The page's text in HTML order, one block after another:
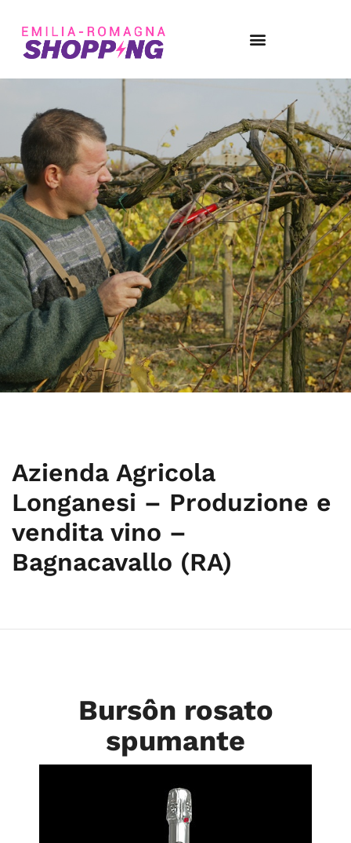
Azienda Agricola
Longanesi – Produzione e
vendita vino –
Bagnacavallo (RA)
Bursôn rosato
spumante